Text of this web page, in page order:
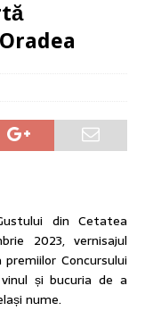
din Cetatea
2023, vernisajul
Concursului
și bucuria de a
nume.